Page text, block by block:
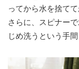
ってから水を捨てて
さらに、スピナー
じめ洗うという手